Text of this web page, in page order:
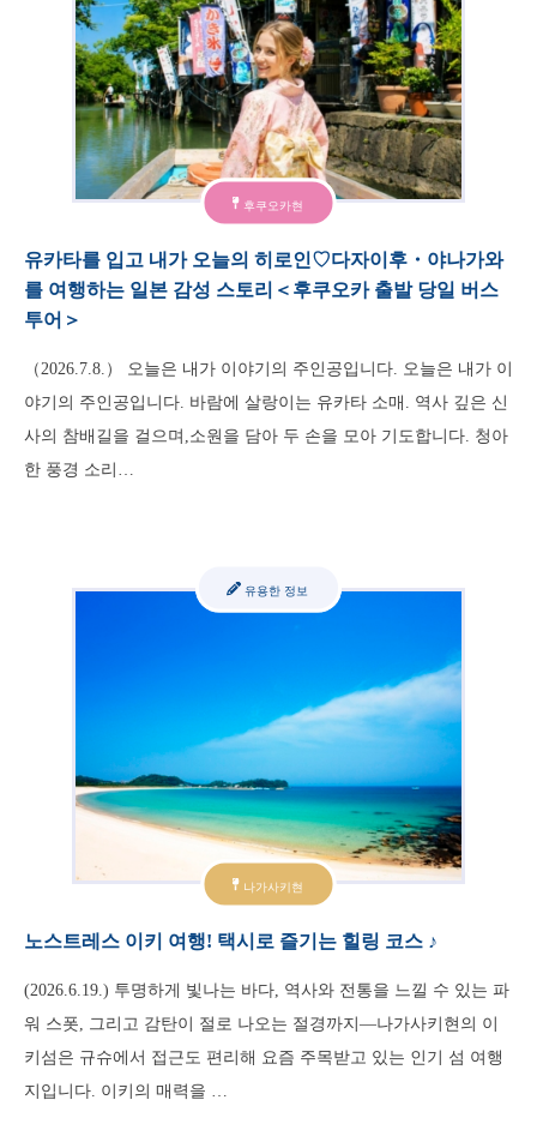
후쿠오카현
유카타를 입고 내가 오늘의 히로인♡다자이후・야나가와
를 여행하는 일본 감성 스토리＜후쿠오카 출발 당일 버스
투어＞
（2026.7.8.） 오늘은 내가 이야기의 주인공입니다. 오늘은 내가 이
야기의 주인공입니다. 바람에 살랑이는 유카타 소매. 역사 깊은 신
사의 참배길을 걸으며,소원을 담아 두 손을 모아 기도합니다. 청아
한 풍경 소리…
나가사키현
유용한 정보
노스트레스 이키 여행! 택시로 즐기는 힐링 코스 ♪
(2026.6.19.) 투명하게 빛나는 바다, 역사와 전통을 느낄 수 있는 파
워 스폿, 그리고 감탄이 절로 나오는 절경까지—나가사키현의 이
키섬은 규슈에서 접근도 편리해 요즘 주목받고 있는 인기 섬 여행
지입니다. 이키의 매력을 …